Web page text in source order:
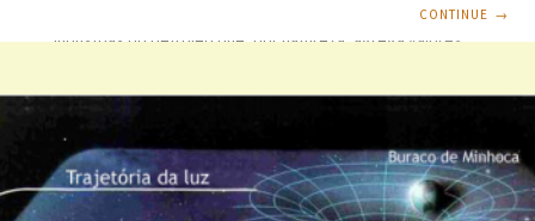
direta e, indiretamente, muitas aplicações. Trata-se de
indústrias do petróleo que, por natureza, agrega valores
pessoal, tendo em vista exigir pessoal com alto
conhecimento e dispositivos de alta tecnologia. Por ter
aplicações diversas e estar praticamente em todas as
atividades do planeta, veremos de forma histórica, origem,
formação, fases,
CONTINUE →